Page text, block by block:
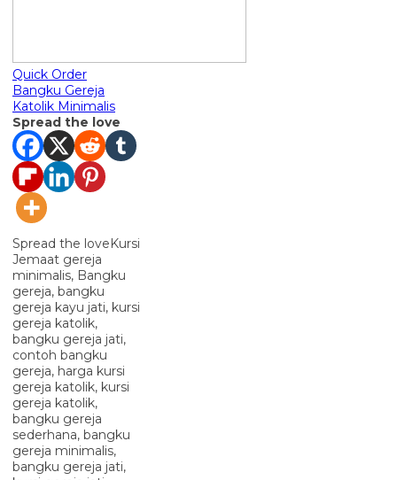
Quick Order
Bangku Gereja
Katolik Minimalis
Spread the love
Spread the loveKursi
Jemaat gereja
minimalis, Bangku
gereja, bangku
gereja kayu jati, kursi
gereja katolik,
bangku gereja jati,
contoh bangku
gereja, harga kursi
gereja katolik, kursi
gereja katolik,
bangku gereja
sederhana, bangku
gereja minimalis,
bangku gereja jati,